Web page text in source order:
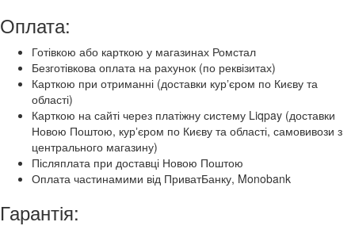
Оплата:
Готівкою або карткою у магазинах Ромстал
Безготівкова оплата на рахунок (по реквізитах)
Карткою при отриманні (доставки курʼєром по Києву та
області)
Карткою на сайті через платіжну систему Liqpay (доставки
Новою Поштою, курʼєром по Києву та області, самовивози з
центрального магазину)
Післяплата при доставці Новою Поштою
Оплата частинамими від ПриватБанку, Monobank
Гарантія: